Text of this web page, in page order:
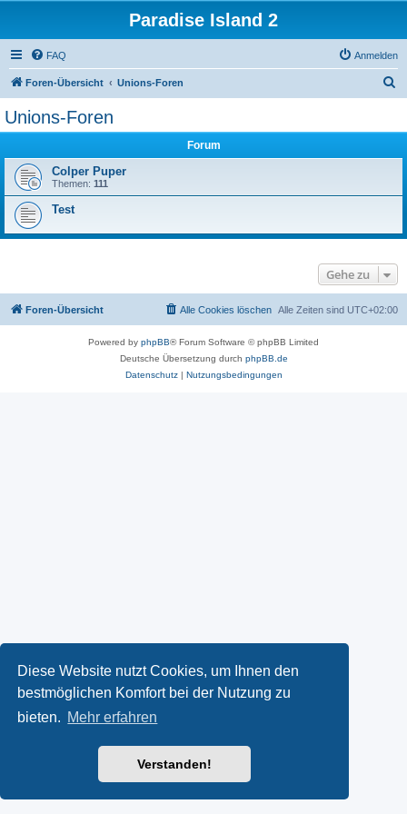
Diese Website nutzt Cookies, um Ihnen den
bestmöglichen Komfort bei der Nutzung zu
bieten. Mehr erfahren
Verstanden!
Paradise Island 2
FAQ Anmelden
Foren-Übersicht Unions-Foren
Unions-Foren
Forum
Colper Puper
Themen: 111
Test
Gehe zu
Foren-Übersicht Alle Zeiten sind UTC+02:00
Alle Cookies löschen
Powered by phpBB® Forum Software © phpBB Limited
Deutsche Übersetzung durch phpBB.de
Datenschutz| Nutzungsbedingungen